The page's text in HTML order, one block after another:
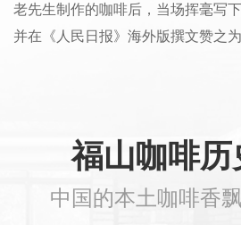
老先生制作的咖啡后，当场挥毫写
并在《人民日报》海外版撰文赞之为
福山咖啡历
中国的本土咖啡香